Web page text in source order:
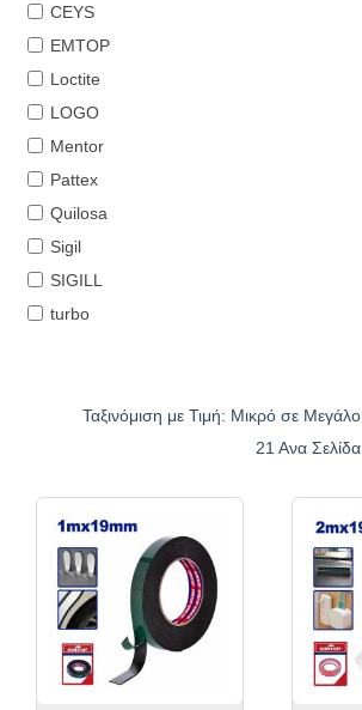
CEYS
EMTOP
Loctite
LOGO
Mentor
Pattex
Quilosa
Sigil
SIGILL
turbo
Ταξινόμιση με Τιμή: Μικρό σε Μεγάλο
21 Ανα Σελίδα